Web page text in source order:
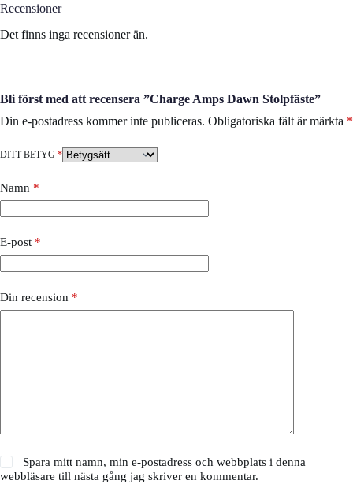
Recensioner
Det finns inga recensioner än.
Bli först med att recensera ”Charge Amps Dawn Stolpfäste”
Din e-postadress kommer inte publiceras. Obligatoriska fält är märkta *
DITT BETYG *
Namn *
E-post *
Din recension *
Spara mitt namn, min e-postadress och webbplats i denna
webbläsare till nästa gång jag skriver en kommentar.